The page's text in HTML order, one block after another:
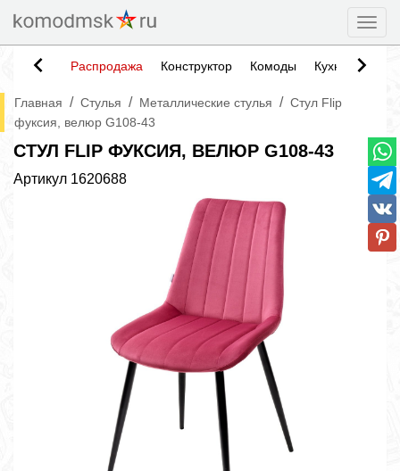
Распродажа Конструктор Комоды Кухни
Главная / Стулья / Металлические стулья / Стул Flip
фуксия, велюр G108-43
СТУЛ FLIP ФУКСИЯ, ВЕЛЮР G108-43
Артикул 1620688